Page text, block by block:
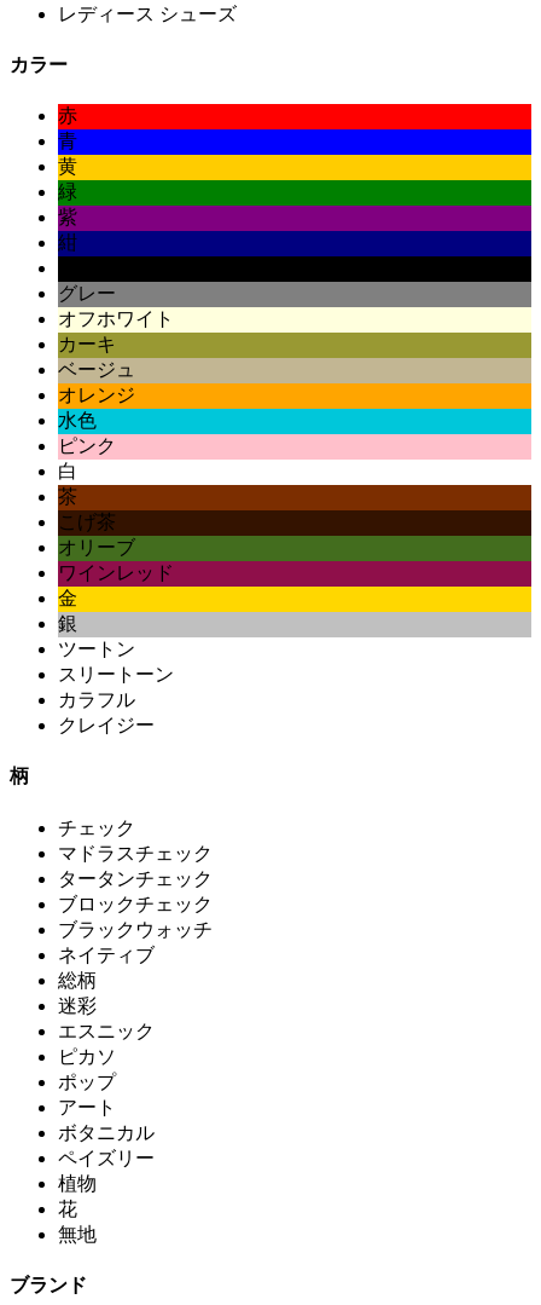
レディース シューズ
カラー
赤
青
黄
緑
紫
紺
グレー
オフホワイト
カーキ
ベージュ
オレンジ
水色
ピンク
白
茶
こげ茶
オリーブ
ワインレッド
金
銀
ツートン
スリートーン
カラフル
クレイジー
柄
チェック
マドラスチェック
タータンチェック
ブロックチェック
ブラックウォッチ
ネイティブ
総柄
迷彩
エスニック
ピカソ
ポップ
アート
ボタニカル
ペイズリー
植物
花
無地
ブランド